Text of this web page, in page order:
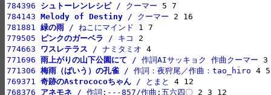
784396 シュトーレンレシピ / クーマー
784143 Melody of Destiny / クーマー
781881 緑の雨 / ねこにマインド
779505
ピンクのガーベラ / キコ
774663 ワスレテラス / ナミタミオ
771696 雨上がりの山下公園にて / 作詞AIサッキョク 作曲クーマー
771306 梅雨（ばいう）の孔雀 / 作詞：夜狩尾／作曲：tao_hiro
769371 奇跡のAstrococoちゃん / とまと
768376 アネモネ / 作詞:---857/作曲:五六四〇